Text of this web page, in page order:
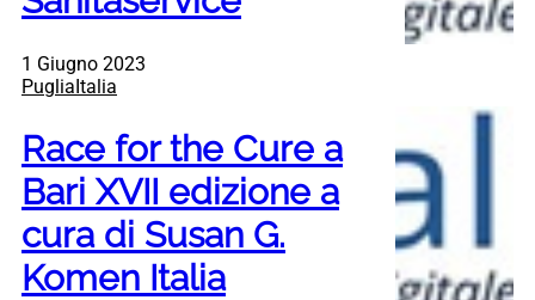
1 Giugno 2023
PugliaItalia
Race for the Cure a
Bari XVII edizione a
cura di Susan G.
Komen Italia